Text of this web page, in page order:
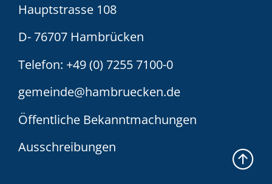
Hauptstrasse 108
D- 76707 Hambrücken
Telefon: +49 (0) 7255 7100-0
gemeinde@hambruecken.de
Öffentliche Bekanntmachungen
Ausschreibungen